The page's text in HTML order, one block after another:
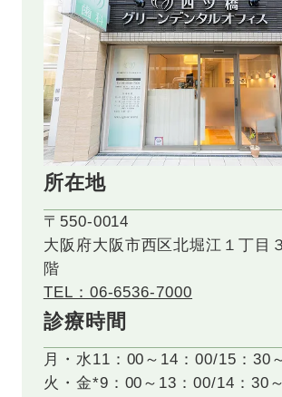
所在地
〒550-0014
大阪府大阪市西区北堀江１丁目
階
TEL：06-6536-7000
診療時間
月・水11：00～14：00/15：30
火・金*9：00～13：00/14：30